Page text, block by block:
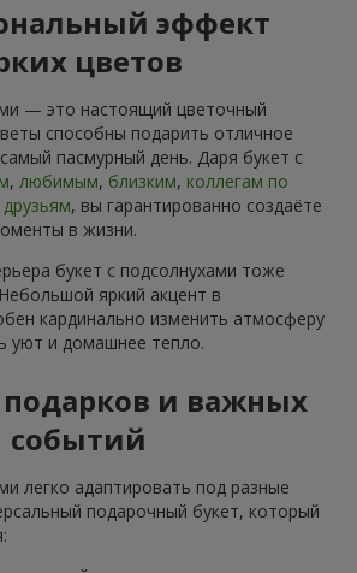
эффект
цветов
— это настоящий цветочный
способны подарить отличное
пасмурный день. Даря букет с
, любимым, близким, коллегам по
, вы гарантированно создаёте
в жизни.
букет с подсолнухами тоже
яркий акцент в
кардинально изменить атмосферу
уют и домашнее тепло.
и важных
событий
легко адаптировать под разные
подарочный букет, который